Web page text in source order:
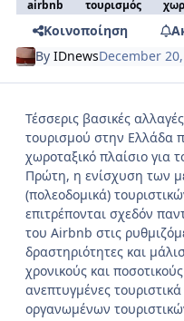
airbnb τουρισμός
Κοινοποίηση
ByIDnewsDecember
Τέσσερις βασικές
τουρισμού στην Ελλάδα
χωροταξικό πλαίσιο για
Πρώτη, η ενίσχυση των
(πολεοδομικά)
επιτρέπονται σχεδόν
του Airbnb στις
δραστηριότητες και
χρονικούς και
ανεπτυγμένες
οργανωμένων